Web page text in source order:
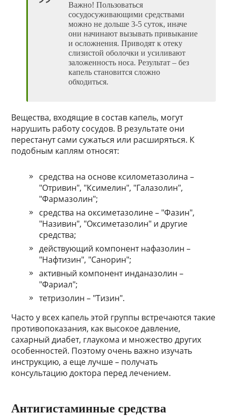
Важно! Пользоваться
сосудосуживающими средствами
можно не дольше 3-5 суток, иначе
они начинают вызывать привыкание
и осложнения. Приводят к отеку
слизистой оболочки и усиливают
заложенность носа. Результат – без
капель становится сложно
обходиться.
Вещества, входящие в состав капель, могут
нарушить работу сосудов. В результате они
перестанут сами сужаться или расширяться. К
подобным каплям относят:
средства на основе ксилометазолина –
"Отривин", "Ксимелин", "Галазолин",
"Фармазолин";
средства на оксиметазолине – "Фазин",
"Називин", "Оксиметазолин" и другие
средства;
действующий компонент нафазолин –
"Нафтизин", "Санорин";
активный компонент инданазолин –
"Фариал";
тетризолин – "Тизин".
Часто у всех капель этой группы встречаются такие
противопоказания, как высокое давление,
сахарный диабет, глаукома и множество других
особенностей. Поэтому очень важно изучать
инструкцию, а еще лучше – получать
консультацию доктора перед лечением.
Антигистаминные средства